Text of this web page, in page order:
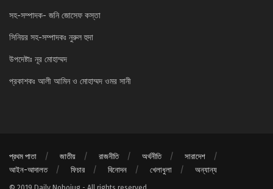
সহ-সম্পাদক- জনি জোসেফ কস্তা
সিনিয়র সহ-সম্পাদকঃ নুরুল হুদা
উপদেষ্টাঃ নূর মোহাম্মদ
প্রকাশকঃ আলী আমিন ও মোহাম্মদ ওমর সানী
প্রথম পাতা জাতীয় রাজনীতি অর্থনীতি
সারাদেশ
আইন-আদালত
ফিচার বিনোদন খেলাধুলা অন্যান্য